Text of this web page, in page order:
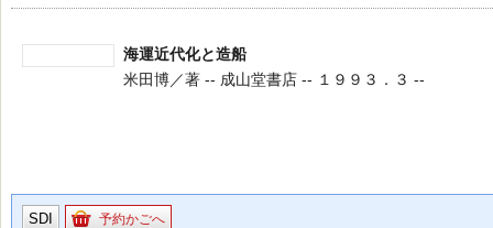
海運近代化と造船
米田博／著 -- 成山堂書店 -- １９９３．３ --
SDI 予約かごへ